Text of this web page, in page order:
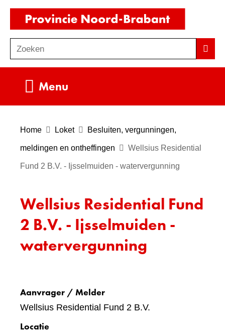
Ga
de
inhoud
o
e
Zoeken
Menu
Home Loket Besluiten, vergunningen,
meldingen en ontheffingen Wellsius Residential
Fund 2 B.V. - Ijsselmuiden - watervergunning
Wellsius Residential Fund
2 B.V. - Ijsselmuiden -
watervergunning
Aanvrager / Melder
Wellsius Residential Fund 2 B.V.
Locatie